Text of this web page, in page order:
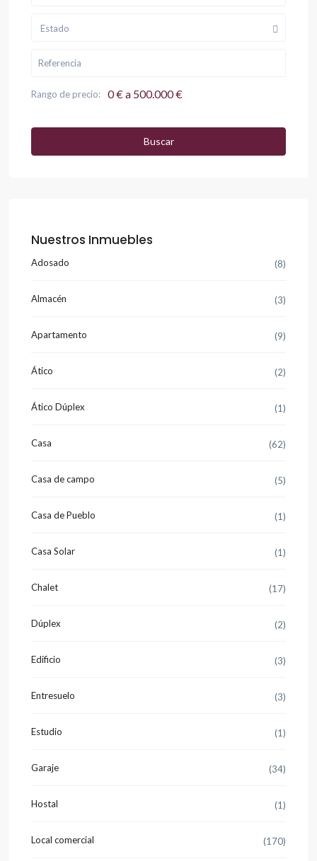
Estado
Rango de precio: 0 € a 500.000 €
Buscar
Nuestros Inmuebles
Adosado (8)
Almacén (3)
Apartamento (9)
Ático (2)
Ático Dúplex (1)
Casa (62)
Casa de campo (5)
Casa de Pueblo (1)
Casa Solar (1)
Chalet (17)
Dúplex (2)
Edificio (3)
Entresuelo (3)
Estudio (1)
Garaje (34)
Hostal (1)
Local comercial (170)